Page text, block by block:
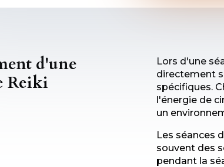
d'une
Reiki
Lors d'une
directement
spécifiques.
l'énergie de
un
Les séances
souvent des
pendant la